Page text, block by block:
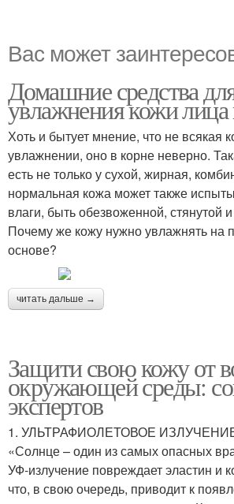
Вас может
Домашние средства
увлажнения кожи лица
Хоть и бытует мнение, что не всякая
увлажнении, оно в корне неверно.
есть не только у сухой, жирная,
нормальная кожа может также
влаги, быть обезвоженной, стянутой
Почему же кожу нужно увлажнять на
основе?
читать дальше →
Защити свою кожу от
окружающей среды:
экспертов
1. УЛЬТРАФИОЛЕТОВОЕ
«Солнце – один из самых опасных
УФ-излучение повреждает эластин и
что, в свою очередь, приводит к